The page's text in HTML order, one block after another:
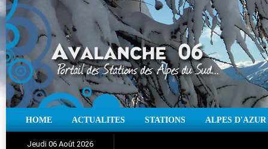
HOME ACTUALITES STATIONS ALPES D'AZUR
Jeudi 06 Août 2026